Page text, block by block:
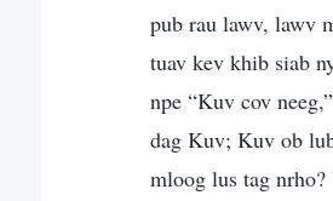
pub rau lawv, lawv
tuav kev khib siab
npe “Kuv cov
dag Kuv; Kuv ob
mloog lus tag